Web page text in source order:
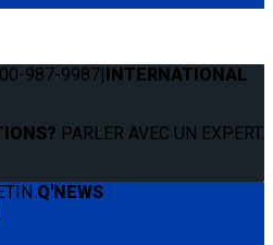
987-9987|INTERNATIONAL
PARLER AVEC UN EXPERT.
Q'NEWS :